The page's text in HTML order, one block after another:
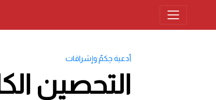
أدعية حِكمٌ وإشراقات
التحصين